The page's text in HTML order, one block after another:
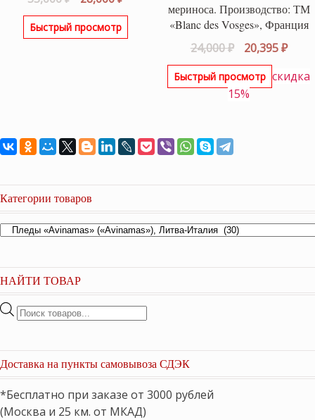
цена
составляла
цена:
Быстрый просмотр
мериноса. Производство: ТМ
«Blanc des Vosges», Франция
24,000₽
цена
составляла
24,000 ₽.
20,395₽
Быстрый просмотр скидка
15%
Категории товаров
НАЙТИ ТОВАР
Поиск
Доставка на пункты самовывоза СДЭК
*Бесплатно при заказе от 3000 рублей
(Москва и 25 км. от МКАД)